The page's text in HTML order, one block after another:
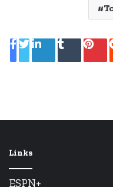
LinkedIn
Tumblr
Links
ESPN+